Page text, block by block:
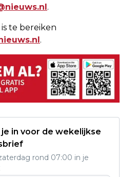
.
te bereiken
.
in voor de wekelijkse
rond 07:00 in je